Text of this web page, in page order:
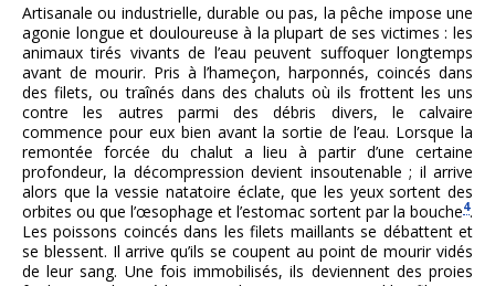
Artisanale ou industrielle, durable ou pas, la pêche impose une
agonie longue et douloureuse à la plupart de ses victimes : les
animaux tirés vivants de l’eau peuvent suffoquer longtemps
avant de mourir. Pris à l’hameçon, harponnés, coincés dans
des filets, ou traînés dans des chaluts où ils frottent les uns
contre les autres parmi des débris divers, le calvaire
commence pour eux bien avant la sortie de l’eau. Lorsque la
remontée forcée du chalut a lieu à partir d’une certaine
profondeur, la décompression devient insoutenable ; il arrive
alors que la vessie natatoire éclate, que les yeux sortent des
orbites ou que l’œsophage et l’estomac sortent par la bouche4.
Les poissons coincés dans les filets maillants se débattent et
se blessent. Il arrive qu’ils se coupent au point de mourir vidés
de leur sang. Une fois immobilisés, ils deviennent des proies